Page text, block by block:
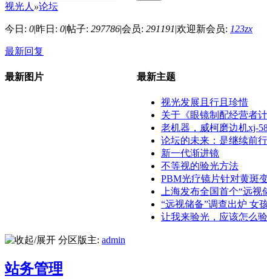
视光人 »论坛
今日: 0|昨日: 0|帖子: 297786|会员: 291191|欢迎新会员: 123zx
最新回复
最新图片 最新主题
视光发展且行且珍惜
关于《眼镜制配经营者
老机器，威柯磨边机xj-
论坛的未来：是继续前
新一代渐进镜
不等视的验光方法
PBM光疗镜片针对黄斑
上海发布全国首个“远视
“远视储备”调查出炉 女
让我来验光，应该怎么
分区版主: admin
站务管理